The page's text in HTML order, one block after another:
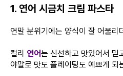
1. 연어 시금치 크림 파스타
연말 분위기에는 양식이 잘 어울리
컬리 연어는 신선하고 맛있어서 믿
야말로 맛도 플레이팅도 예쁘게 되